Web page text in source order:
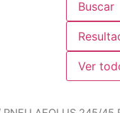
Buscar
Ver